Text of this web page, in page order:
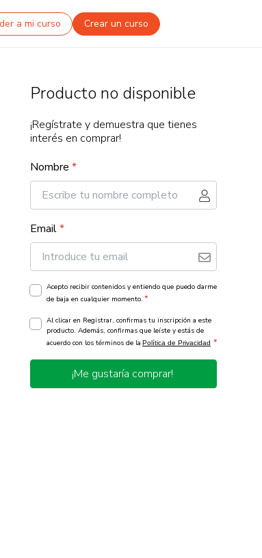
a mi curso Crear un curso
Producto no disponible
¡Regístrate y demuestra que tienes
interés en comprar!
Nombre *
Email*
Acepto recibir contenidos y entiendo que puedo darme
de baja en cualquier momento. *
Al clicar en Registrar, confirmas tu inscripción a este
producto. Además, confirmas que leíste y estás de
acuerdo con los términos de la Política de Privacidad *
¡Me gustaría comprar!